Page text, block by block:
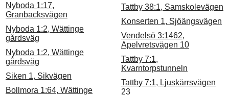
Nyboda 1:17,
Granbacksvägen
Nyboda 1:2, Wättinge
gårdsväg
Nyboda 1:2, Wättinge
gårdsväg
Siken 1, Sikvägen
Bollmora 1:64, Wättinge
Tattby 38:1, Samskolevägen
Konserten 1, Sjöängsvägen
Vendelsö 3:1462,
Apelvretsvägen 10
Tattby 7:1,
Kvarntorpstunneln
Tattby 7:1, Ljuskärrsvägen
23